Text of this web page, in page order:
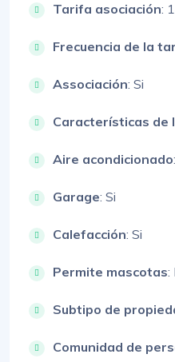
Tarifa asociación:
Frecuencia de la
Associación: Si
Características de
Aire acondicionado
Garage: Si
Calefacción: Si
Permite mascotas:
Subtipo de
Comunidad de